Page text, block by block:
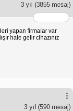
3 yıl (3855 mesaj)
yapan firmalar var
hale gelir cihazınız
3 yıl (590 mesaj)